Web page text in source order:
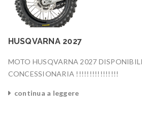
HUSQVARNA 2027
MOTO HUSQVARNA 2027
CONCESSIONARIA !!!!!!!!!!!!!!!!
continua a leggere